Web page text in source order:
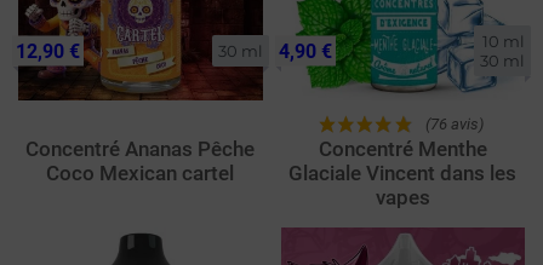
30 ml
Concentré Ananas Pêche
Coco Mexican cartel
12,90 €
10 ml
30 ml
(76 avis)
Concentré Menthe
Glaciale Vincent dans les
vapes
4,90 €